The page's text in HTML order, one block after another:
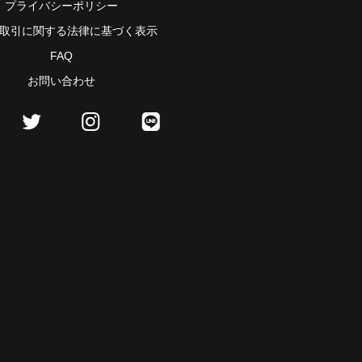
プライバシーポリシー
引に関する法律に基づく表示
FAQ
お問い合わせ